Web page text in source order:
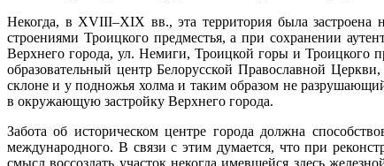
Некогда, в XVIII–XIX вв., эта территория была
строениями Троицкого предместья, а при сохранении
Верхнего города, ул. Немиги, Троицкой горы и Троицкого
образовательный центр Белорусской Православной
склоне и у подножья холма и таким образом не
в окружающую застройку Верхнего города.
Забота об историческом центре города должна
международного. В связи с этим думается, что при
смысл воссоздать участок некогда имевшейся здесь